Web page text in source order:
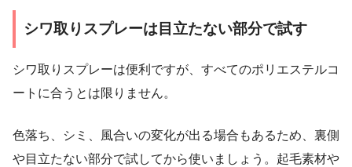
シワ取りスプレーは目立たない部分で試す
シワ取りスプレーは便利ですが、すべてのポリエステルコ
ートに合うとは限りません。
色落ち、シミ、風合いの変化が出る場合もあるため、裏側
や目立たない部分で試してから使いましょう。起毛素材や